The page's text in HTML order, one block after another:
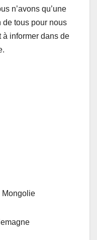
n’avons qu’une
tous pour nous
à informer dans de
Mongolie